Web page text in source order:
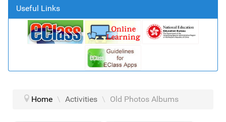
Useful Links
Home \ Activities \ Old Photos Albums